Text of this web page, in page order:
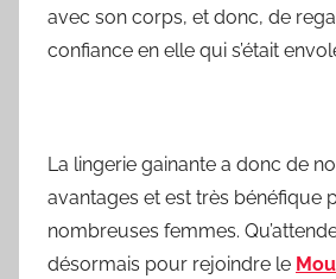
avec son corps, et donc, de
confiance en elle qui s’était
La lingerie gainante a donc de
avantages et est très bénéfique
nombreuses femmes.
désormais pour rejoindre le